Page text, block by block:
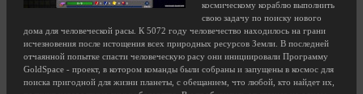
космическому кораблю выполнить
свою задачу по поиску нового
дома для человеческой расы. К 5072 году человечество находилось на грани
исчезновения после истощения всех природных ресурсов Земли. В последней
отчаянной попытке спасти человеческую расу они инициировали Программу
GoldSpace - проект, в котором команды были собраны и запущены в космос для
поиска пригодной для жизни планеты, с обещанием, что любой, кто найдет их,